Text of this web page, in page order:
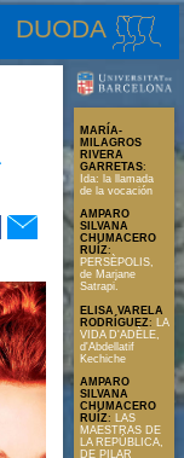
DUODA
MARÍA-
MILAGROS
RIVERA
GARRETAS:
Ida: la llamada
de la vocación
AMPARO
SILVANA
CHUMACERO
RUÍZ:
PERSÈPOLIS,
de Marjane
Satrapi.
ELISA VARELA
RODRÍGUEZ:
LA
VIDA D'ADÈLE,
d'Abdellatif
Kechiche
AMPARO
SILVANA
CHUMACERO
RUÍZ: LAS
MAESTRAS DE
LA REPÚBLICA,
DE PILAR